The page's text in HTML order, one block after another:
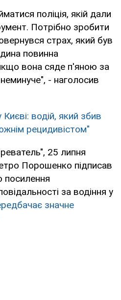
поліція, якій дали
Потрібно зробити
страх, який був
повинна
вона сяде п'яною за
- наголосив
водій, який збив
рецидивістом"
25 липня
Порошенко підписав
за водіння у
значне